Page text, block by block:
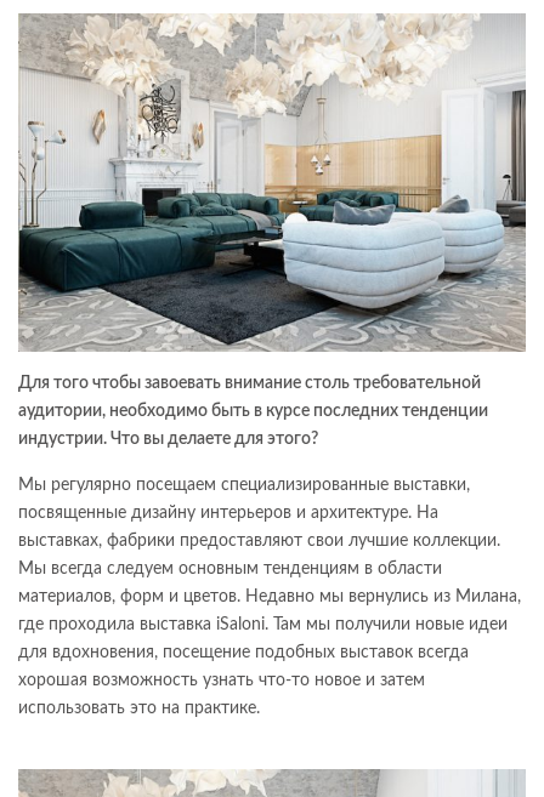
Для того чтобы завоевать внимание столь требовательной
аудитории, необходимо быть в курсе последних тенденции
индустрии. Что вы делаете для этого?
Мы регулярно посещаем специализированные выставки,
посвященные дизайну интерьеров и архитектуре. На
выставках, фабрики предоставляют свои лучшие коллекции.
Мы всегда следуем основным тенденциям в области
материалов, форм и цветов. Недавно мы вернулись из Милана,
где проходила выставка iSaloni. Там мы получили новые идеи
для вдохновения, посещение подобных выставок всегда
хорошая возможность узнать что-то новое и затем
использовать это на практике.